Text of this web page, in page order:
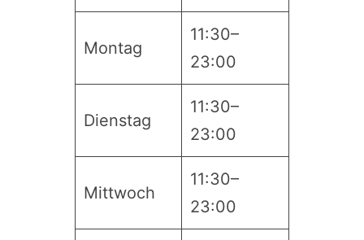
Montag
11:30–
23:00
Dienstag
11:30–
23:00
Mittwoch
11:30–
23:00